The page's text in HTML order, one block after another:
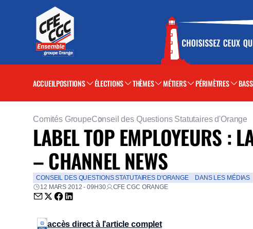
ACCUEILPOSITIONS ÉLECTIONS THÈMES MÉTIERS PÉRIMÈTRES
Comités GroupeConseil des Questions Statutaires d'Orange
LABEL TOP EMPLOYEURS :
– CHANNEL NEWS
CONSEIL DES QUESTIONS STATUTAIRES D'ORANGE
DANS LES MÉDIAS
12 MARS 2012 - 09H30
CFE CGC ORANGE
Envoyer par email (nouvelle fenêtre)
Partager sur Twitter (nouvelle fenêtre)
Partager sur Facebook (nouvelle fenêtre)
Partager sur LinkedIn (nouvelle fenêtre)
accès direct à l’article complet